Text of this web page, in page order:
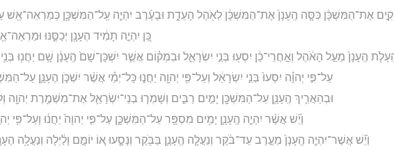
אֶת־הַמִּשְׁכָּ֔ן כִּסָּ֤ה הֶֽעָנָן֙ אֶת־הַמִּשְׁכָּ֔ן לְאֹ֖הֶל הָעֵדֻ֑ת וּבָעֶ֜רֶב יִהְיֶ֧ה עַֽל־הַמִּשְׁכָּ֛ן כְּמַרְאֵה־אֵ֖שׁ
כֵּ֚ן יִהְיֶ֣ה תָמִ֔יד הֶעָנָ֖ן יְכַסֶּ֑נּוּ
הֶֽעָנָן֙ מֵעַ֣ל הָאֹ֔הֶל וְאַ֣חֲרֵי־כֵ֔ן יִסְע֖וּ בְּנֵ֣י יִשְׂרָאֵ֑ל וּבִמְק֗וֹם אֲשֶׁ֤ר יִשְׁכָּן־שָׁם֙ הֶֽעָנָ֔ן שָׁ֥ם יַחֲנ֖וּ בְּנֵ֥י
עַל־פִּ֣י יְהוָ֗ה יִסְעוּ֙ בְּנֵ֣י יִשְׂרָאֵ֔ל וְעַל־פִּ֥י יְהוָ֖ה יַחֲנ֑וּ כָּל־יְמֵ֗י אֲשֶׁ֨ר יִשְׁכֹּ֧ן הֶעָנָ֛ן
וּבְהַאֲרִ֧יךְ הֶֽעָנָ֛ן עַל־הַמִּשְׁכָּ֖ן יָמִ֣ים רַבִּ֑ים וְשָׁמְר֧וּ בְנֵי־יִשְׂרָאֵ֛ל אֶת־מִשְׁמֶ֥רֶת יְהוָ֖ה
וְיֵ֞שׁ אֲשֶׁ֨ר יִהְיֶ֧ה הֶֽעָנָ֛ן יָמִ֥ים מִסְפָּ֖ר עַל־הַמִּשְׁכָּ֑ן עַל־פִּ֤י יְהוָה֙ יַחֲנ֔וּ וְעַל־פִּ֥י
וְיֵ֞שׁ אֲשֶׁר־יִהְיֶ֤ה הֶֽעָנָן֙ מֵעֶ֣רֶב עַד־בֹּ֔קֶר וְנַעֲלָ֧ה הֶֽעָנָ֛ן בַּבֹּ֖קֶר וְנָסָ֑עוּ א֚וֹ יוֹמָ֣ם וָלַ֔יְלָה וְנַעֲלָ֥ה